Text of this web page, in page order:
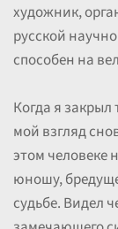
художник,
русской
способен на
Когда я
мой взгляд
этом человеке
юношу,
судьбе. Видел